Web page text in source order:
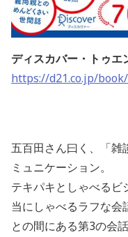
ディスカバー・トゥエ
https://d21.co.jp/
五百田さん曰く、「雑
ミュニケーション。
テキパキとしゃべるビ
当にしゃべるラフな会
との間にある第3の会話